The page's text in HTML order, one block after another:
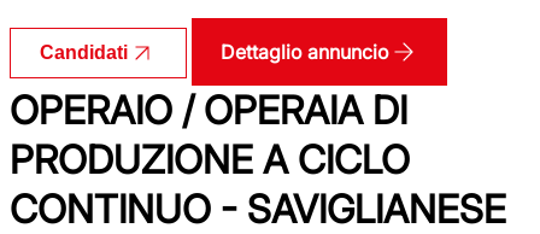
Candidati Dettaglio annuncio
OPERAIO / OPERAIA DI
PRODUZIONE A CICLO
CONTINUO - SAVIGLIANESE